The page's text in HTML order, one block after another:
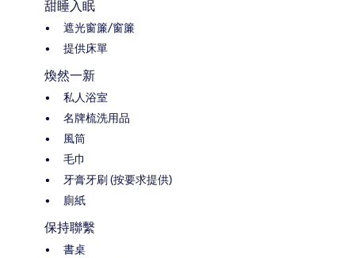
甜睡入眠
遮光窗簾/窗簾
提供床單
煥然一新
私人浴室
名牌梳洗用品
風筒
毛巾
牙膏牙刷 (按要求提供)
廁紙
保持聯繫
書桌